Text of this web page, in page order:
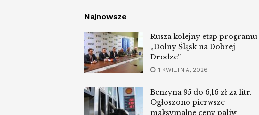
Najnowsze
Rusza kolejny etap programu
„Dolny Śląsk na Dobrej
Drodze”
1 KWIETNIA, 2026
Benzyna 95 do 6,16 zł za litr.
Ogłoszono pierwsze
maksymalne ceny paliw